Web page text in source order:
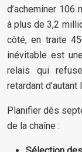
d’acheminer
à plus de 3,2
côté, en traite
inévitable est
relais qui
retardant
Planifier dès
de la chaîne :